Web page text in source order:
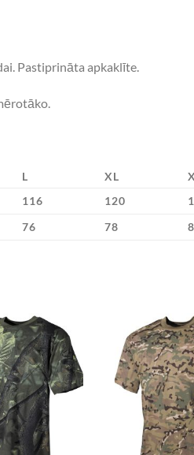
Pastiprināta apkaklīte.
L XL
116 120
76 78
Add to
Wishlist